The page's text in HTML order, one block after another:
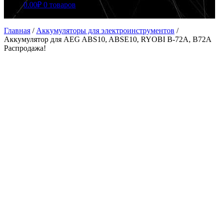
0.00₽ 0 товаров
Главная / Аккумуляторы для электроинструментов /
Аккумулятор для AEG ABS10, ABSE10, RYOBI B-72A, B72A
Распродажа!